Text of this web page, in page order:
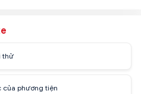
thử
của phương tiện